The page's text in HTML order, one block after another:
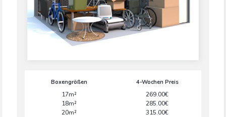
Boxengrößen
17m²
18m²
20m²
4-Wochen Preis
269.00€
285.00€
315.00€